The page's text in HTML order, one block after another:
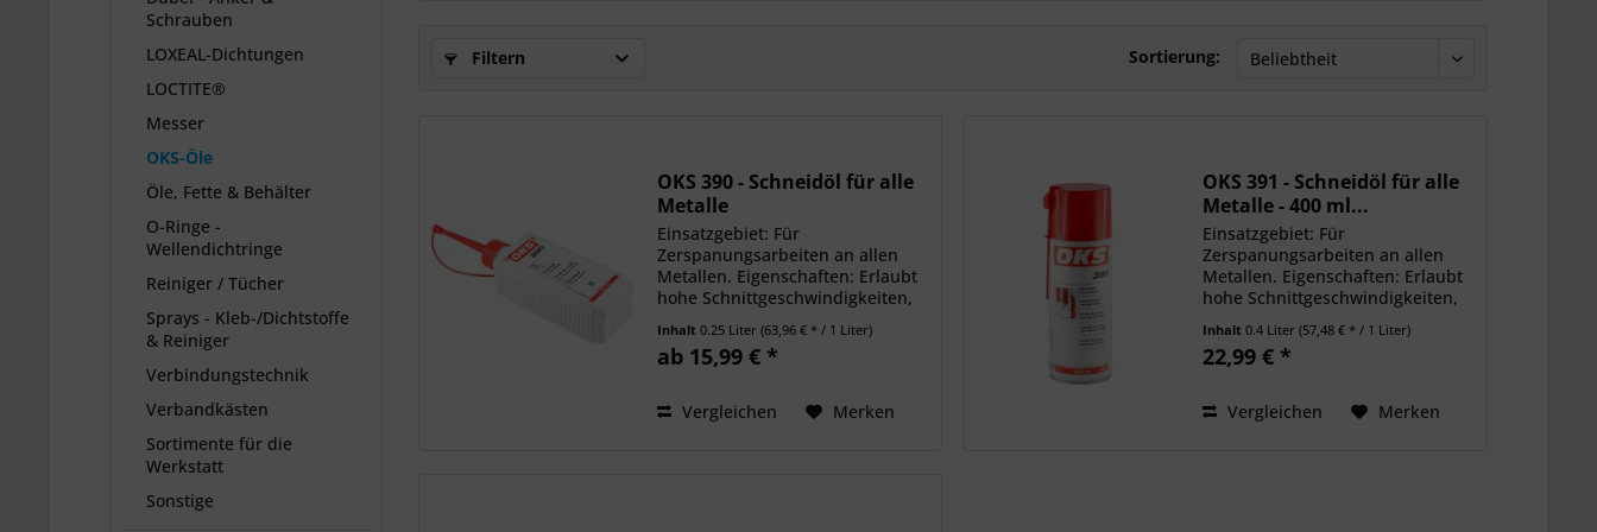
Schrauben
LOXEAL-Dichtungen
LOCTITE®
Messer
OKS-Öle
Öle, Fette & Behälter
O-Ringe -
Wellendichtringe
Reiniger / Tücher
Sprays - Kleb-/Dichtstoffe
& Reiniger
Verbindungstechnik
Verbandkästen
Sortimente für die
Werkstatt
Sonstige
Filtern Sortierung:
OKS 390 - Schneidöl für alle
Metalle
Einsatzgebiet: Für
Zerspanungsarbeiten an allen
Metallen. Eigenschaften: Erlaubt
hohe Schnittgeschwindigkeiten,
optimale Schnittflächen und
verlängert Werkzeugstandzeiten,
Inhalt0.25 Liter(63,96 € * / 1 Liter)
ab 15,99 € *
Vergleichen Merken
OKS 391 - Schneidöl für alle
Metalle - 400 ml...
Einsatzgebiet: Für
Zerspanungsarbeiten an allen
Metallen. Eigenschaften: Erlaubt
hohe Schnittgeschwindigkeiten,
optimale Schnittflächen und
verlängert Werkzeugstandzeiten,
Inhalt0.4 Liter(57,48 € * / 1 Liter)
22,99 € *
Vergleichen Merken